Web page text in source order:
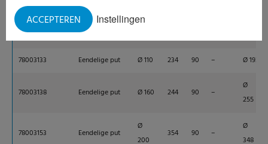
Instellingen
ACCEPTEREN
78003103
Eendelige put
78003108
Eendelige put
78003133
Eendelige put Ø 110 234 90 – Ø 193
78003138 Eendelige put Ø 160 244 90 –
Ø
255
78003153 Eendelige put
Ø
200
354 90 –
Ø
348